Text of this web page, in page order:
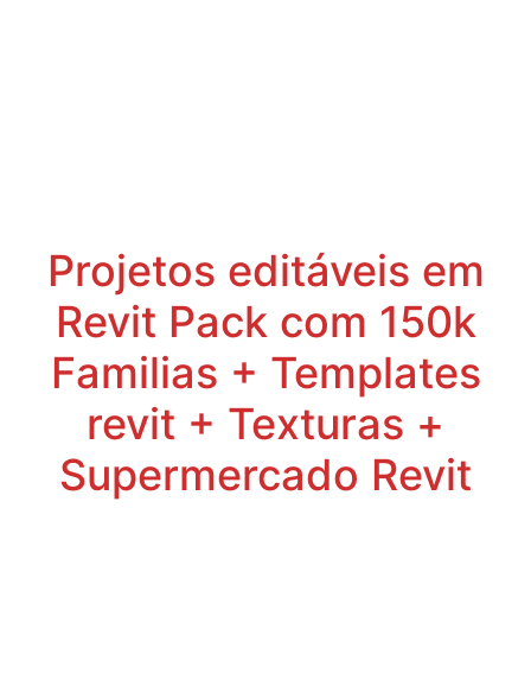
Projetos editáveis em
Revit Pack com 150k
Familias + Templates
revit + Texturas +
Supermercado Revit